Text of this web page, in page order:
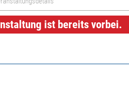
ist bereits vorbei.